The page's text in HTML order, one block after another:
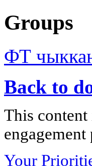
Groups
ФТ
Back to
This content
Your